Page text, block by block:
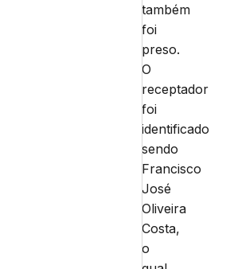
também
foi
preso.
O
receptador
foi
identificado
sendo
Francisco
José
Oliveira
Costa,
o